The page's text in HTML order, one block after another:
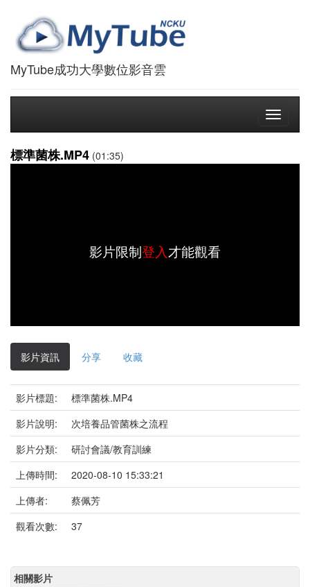
MyTube成功大學數位影音雲
Toggle
標準菌株.MP4 (01:35)
影片限制登入才能觀看
影片資訊 分享 收藏
影片標題:
標準菌株.MP4
影片說明:
次培養品管菌株之流程
影片分類:
研討會議/教育訓練
上傳時間:
2020-08-10 15:33:21
上傳者:
蔡佩芳
觀看次數:
37
相關影片